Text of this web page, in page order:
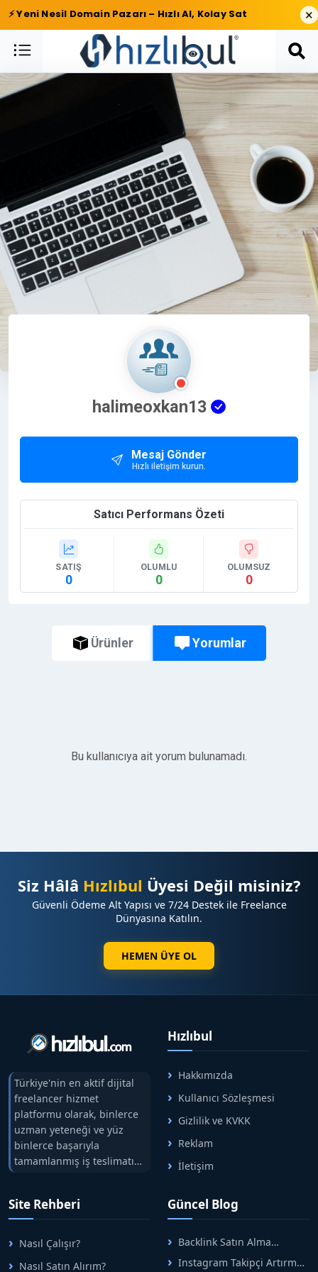
⚡ Yeni Nesil Domain Pazarı – Hızlı Al, Kolay Sat ×
halimeoxkan13
Mesaj Gönder
Hızlı iletişim kurun.
Satıcı Performans Özeti
SATIŞ
0
OLUMLU
0
OLUMSUZ
0
Ürünler Yorumlar
Bu kullanıcıya ait yorum bulunamadı.
Siz Hâlâ Hızlıbul Üyesi Değil misiniz?
Güvenli Ödeme Alt Yapısı ve 7/24 Destek ile Freelance
Dünyasına Katılın.
HEMEN ÜYE OL
Türkiye'nin en aktif dijital
freelancer hizmet
platformu olarak, binlerce
uzman yeteneği ve yüz
binlerce başarıyla
tamamlanmış iş teslimatını
tek çatıda buluşturuyoruz.
arasındaki süreci risksiz
alışveriş sistemi ile koruyan
ticaretin güvenli
adreslerinden birisidir.
Hızlıbul
Hakkımızda
Kullanıcı Sözleşmesi
Gizlilik ve KVKK
Reklam
İletişim
Site Rehberi
Nasıl Çalışır?
Nasıl Satın Alırım?
Güncel Blog
Backlink Satın Alma
Rehberi: Güvenli SEO İçin
Doğru Adımlar
Instagram Takipçi Artırma